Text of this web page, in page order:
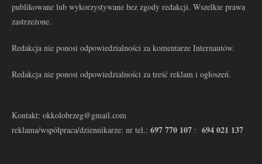
publikowane lub wykorzystywane bez zgody redakcji. Wszelkie prawa
zastrzeżone.
Redakcja nie ponosi odpowiedzialności za komentarze Internautów.
Redakcja nie ponosi odpowiedzialności za treść reklam i ogłoszeń.
Kontakt: okkolobrzeg@gmail.com
reklama/współpraca/dziennikarze: nr tel.: 697 770 107 : 694 021 137